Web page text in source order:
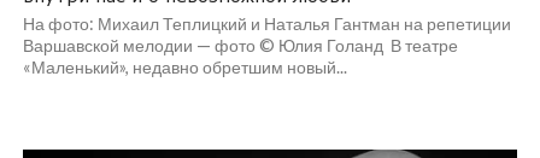
На фото: Михаил Теплицкий и Наталья Гантман на репетиции
Варшавской мелодии — фото © Юлия Голанд В театре
«Маленький», недавно обретшим новый...